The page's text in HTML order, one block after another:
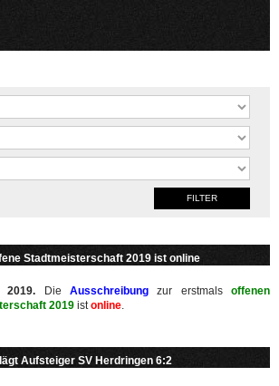
FILTER
Stadtmeisterschaft 2019 ist online
2019. Die Ausschreibungzur erstmals offenen
2019 istonline.
Aufsteiger SV Herdringen 6:2